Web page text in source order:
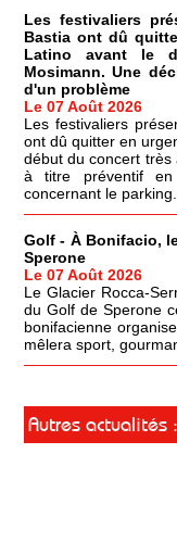
Les festivaliers
Bastia ont dû
Latino avant le
Mosimann. Une
d'un problème
Le 07 Août 2026
Les festivaliers
ont dû quitter en
début du concert très
à titre préventif en
concernant le parking.
Golf - À Bonifacio,
Sperone
Le 07 Août 2026
Le Glacier Rocca-
du Golf de Sperone
bonifacienne
mêlera sport,
Autres actualités :